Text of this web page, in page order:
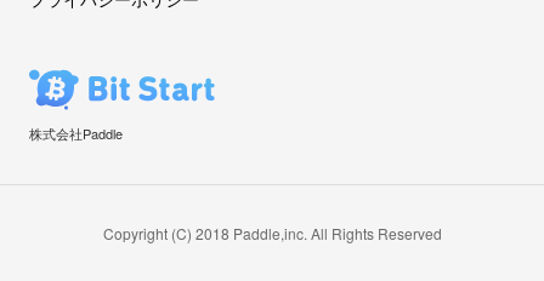
株式会社Paddle
Copyright (C) 2018 Paddle,inc. All Rights Reserved